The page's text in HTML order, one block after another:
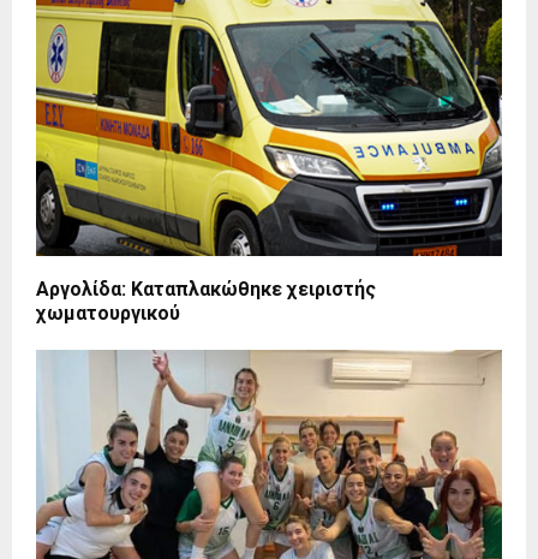
Αργολίδα: Καταπλακώθηκε χειριστής
χωματουργικού